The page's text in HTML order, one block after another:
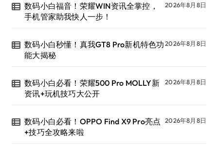
数码小白福音！荣耀WIN资讯全掌控，
手机管家助我快人一步！
2026年8月8日
数码小白秒懂！真我GT8 Pro新机特色功
能大揭秘
2026年8月8日
数码小白必看！荣耀500 Pro MOLLY新
资讯+玩机技巧大公开
2026年8月8日
数码小白必看！OPPO Find X9 Pro亮点
+技巧全攻略来啦
2026年8月8日